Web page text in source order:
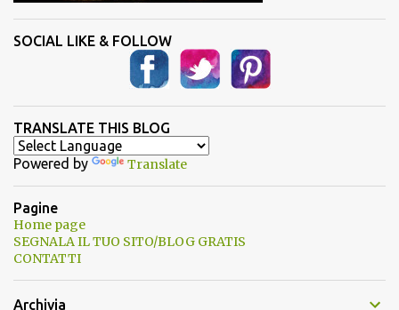
SOCIAL LIKE & FOLLOW
TRANSLATE THIS BLOG
Powered by Translate
Pagine
Home page
SEGNALA IL TUO SITO/BLOG GRATIS
CONTATTI
Archivia